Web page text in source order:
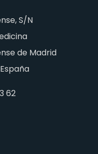
S/N
de Madrid
62